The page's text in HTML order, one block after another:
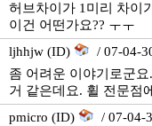
허브차이가 1미리 차이
이건 어떤가요?? ㅜㅜ
ljhhjw (ID)
/ 07-04-
좀 어려운 이야기로군
거 같은데요. 휠 전문점
pmicro (ID)
/ 07-04-